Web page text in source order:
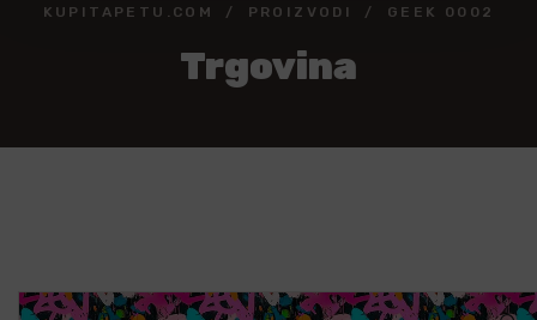
KUPITAPETU.COM PROIZVODI GEEK 0002
Trgovina